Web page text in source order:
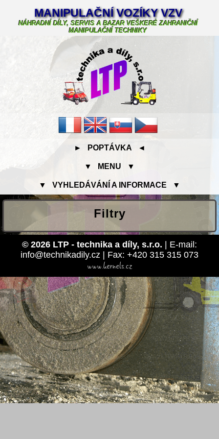
MANIPULAČNÍ VOZÍKY VZV
NÁHRADNÍ DÍLY, SERVIS A BAZAR VEŠKERÉ ZAHRANIČNÍ
MANIPULAČNÍ TECHNIKY
► POPTÁVKA ◄
▼ MENU ▼
▼ VYHLEDÁVÁNÍ A INFORMACE ▼
Filtry
© 2026 LTP - technika a díly, s.r.o. | E-mail:
info@technikadily.cz | Fax: +420 315 315 073
www.kernels.cz